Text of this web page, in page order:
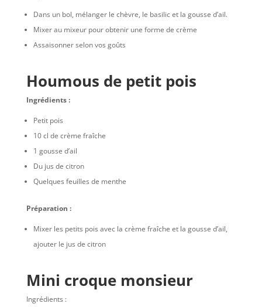
Dans un bol, mélanger le chèvre, le basilic et la gousse d’ail.
Mixer au mixeur pour obtenir une forme de crème
Assaisonner selon vos goûts
Houmous de petit pois
Ingrédients :
Petit pois
10 cl de crème fraîche
1 gousse d’ail
Du jus de citron
Quelques feuilles de menthe
Préparation :
Mixer les petits pois avec la crème fraîche et la gousse d’ail,
ajouter le jus de citron
Mini croque monsieur
Ingrédients :